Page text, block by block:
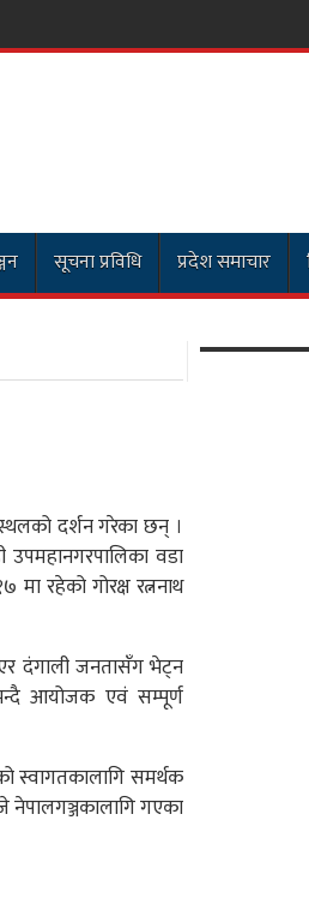
सूचना प्रविधि प्रदेश समाचार
स्थलको दर्शन गरेका छन् ।
वडा
मा रहेको गोरक्ष रत्ननाथ
दंगाली जनतासँग भेट्न
आयोजक एवं सम्पूर्ण
स्वागतकालागि समर्थक
नेपालगञ्जकालागि गएका